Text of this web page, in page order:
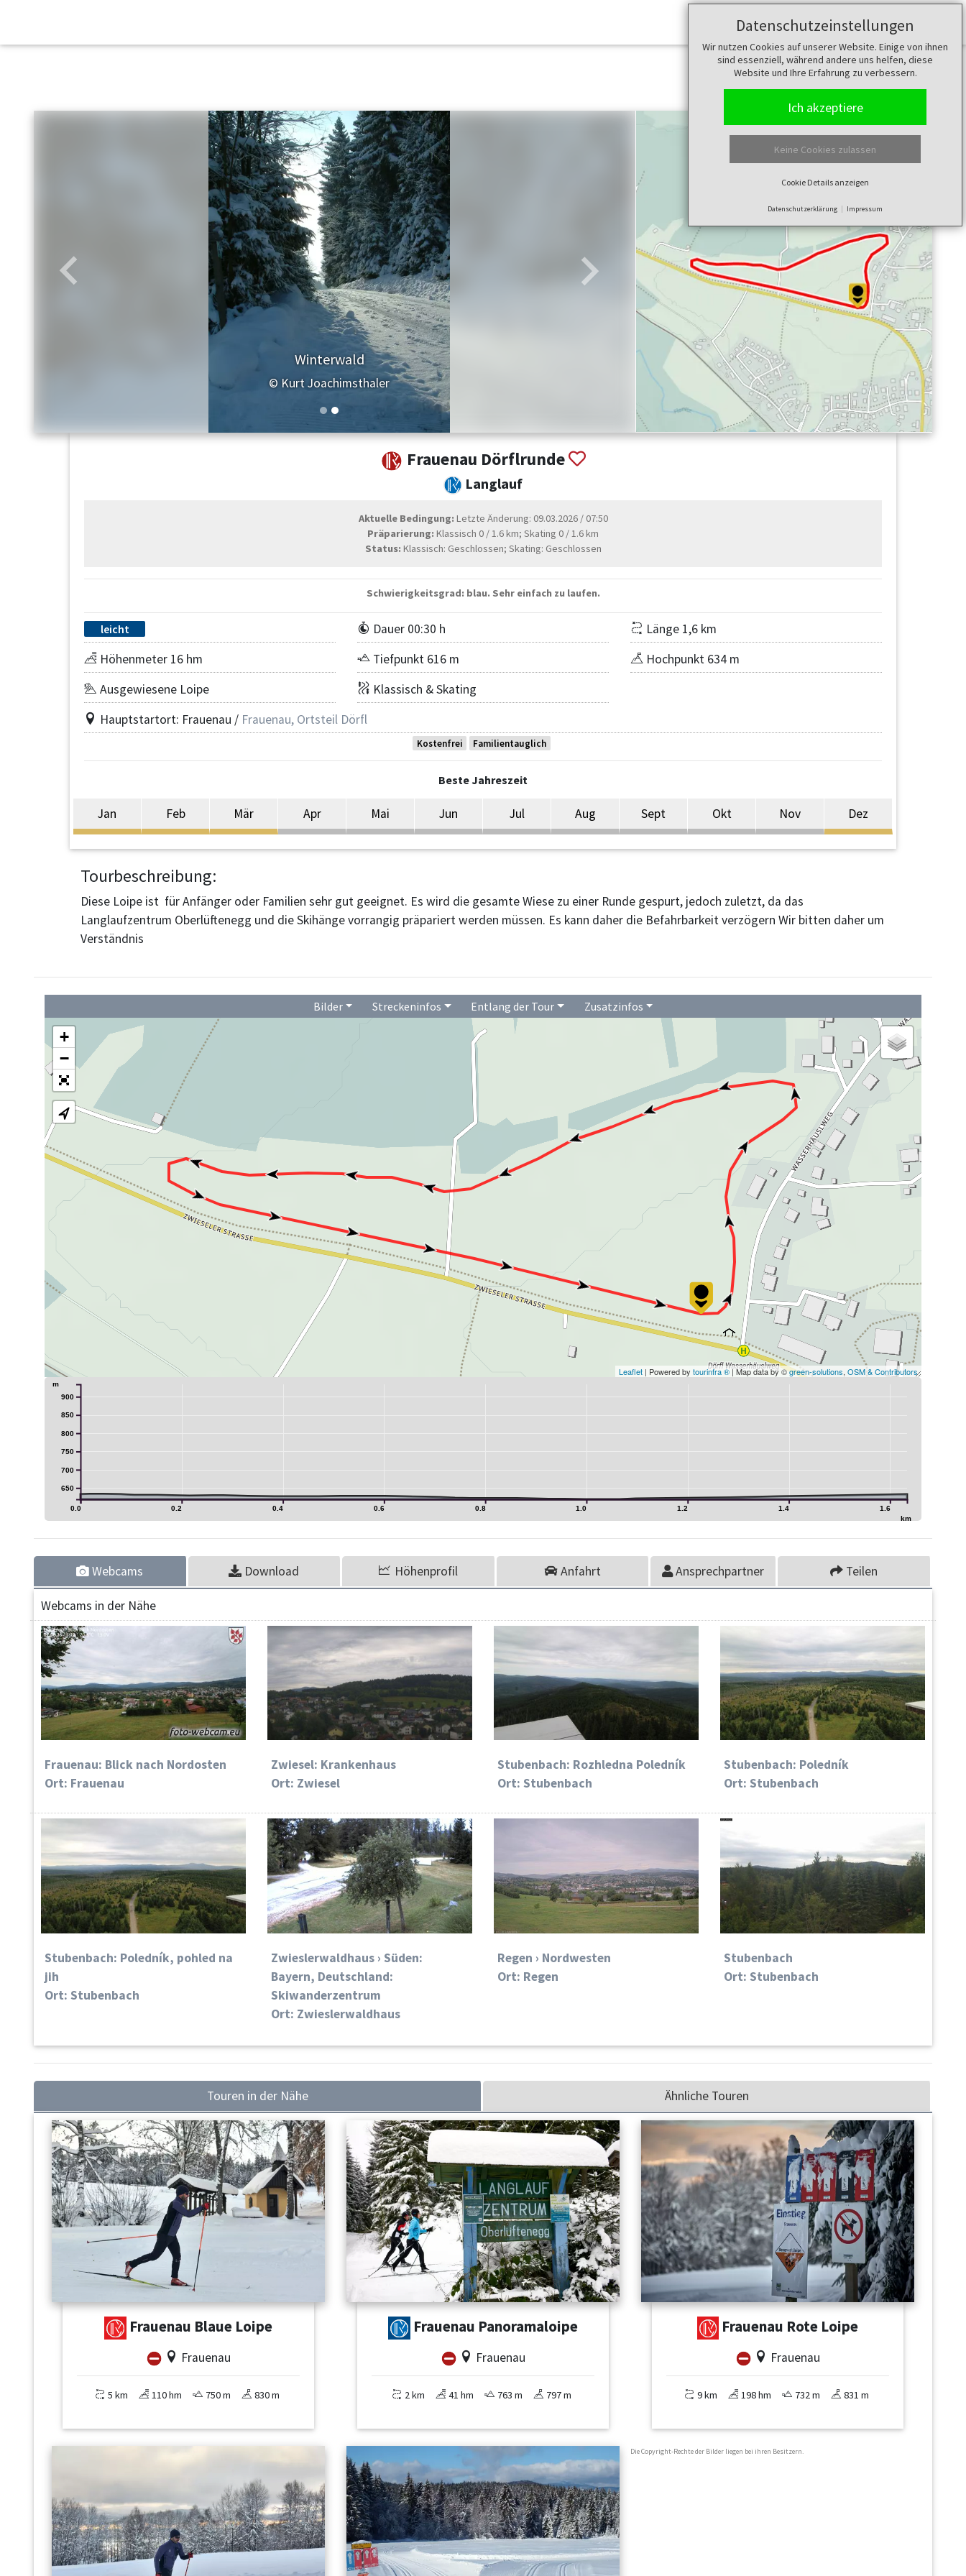
Datenschutzeinstellungen
Wir nutzen Cookies auf unserer Website. Einige von ihnen
sind essenziell, während andere uns helfen, diese
Website und Ihre Erfahrung zu verbessern.
Ich akzeptiere
Keine Cookies zulassen
Cookie Details anzeigen
Datenschutzerklärung Impressum
Merkzettel ( 0 )
Loipenkurve
© Kurt Joachimsthaler
Zurück Weiter
Frauenau Dörflrunde
Langlauf
Aktuelle Bedingung: Letzte Änderung: 09.03.2026 / 07:50
Präparierung: Klassisch 0 / 1.6 km; Skating 0 / 1.6 km
Status: Klassisch: Geschlossen; Skating: Geschlossen
Schwierigkeitsgrad: blau. Sehr einfach zu laufen.
leicht Dauer 00:30 h
Länge 1,6 km
Höhenmeter 16 hm
Tiefpunkt 616 m
Hochpunkt 634 m
Ausgewiesene Loipe
Klassisch & Skating
Hauptstartort: Frauenau / Frauenau, Ortsteil Dörfl
Kostenfrei Familientauglich
Beste Jahreszeit
Jan Feb Mär Apr Mai Jun Jul Aug Sept Okt Nov Dez
Tourbeschreibung:
Diese Loipe ist für Anfänger oder Familien sehr gut geeignet. Es wird die gesamte Wiese zu einer Runde gespurt, jedoch zuletzt, da das
Langlaufzentrum Oberlüftenegg und die Skihänge vorrangig präpariert werden müssen. Es kann daher die Befahrbarkeit verzögern Wir bitten daher um
Verständnis
Bilder Streckeninfos Entlang der Tour Zusatzinfos
+
−
Leaflet | Powered by tourinfra ®| Map data by ©green-solutions, OSM & Contributors
0.0 0.2 0.4 0.6 0.8 1.0 1.2 1.4 1.6
km
650
700
750
800
850
900
m
Webcams Download Höhenprofil Anfahrt Ansprechpartner Teilen
Webcams in der Nähe
Frauenau: Blick nach Nordosten
Ort: Frauenau
Zwiesel: Krankenhaus
Ort: Zwiesel
Stubenbach: Rozhledna Poledník
Ort: Stubenbach
Stubenbach: Poledník
Ort: Stubenbach
Stubenbach: Poledník, pohled na
jih
Ort: Stubenbach
Zwieslerwaldhaus › Süden:
Bayern, Deutschland:
Skiwanderzentrum
Ort: Zwieslerwaldhaus
Regen › Nordwesten
Ort: Regen
Stubenbach
Ort: Stubenbach
Touren in der Nähe Ähnliche Touren
Frauenau Blaue Loipe
Frauenau
5 km 110 hm 750 m 830 m
Frauenau Panoramaloipe
Frauenau
2 km 41 hm 763 m 797 m
Frauenau Rote Loipe
Frauenau
9 km 198 hm 732 m 831 m
Die Copyright-Rechte der Bilder liegen bei ihren Besitzern.